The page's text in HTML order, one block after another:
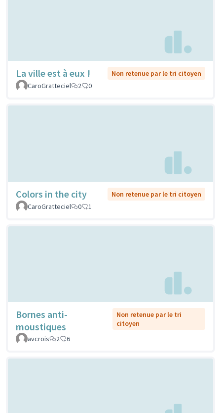
La ville est à eux !
Non retenue par le tri citoyen
CaroGratteciel
2 0
Colors in the city
Non retenue par le tri citoyen
CaroGratteciel
0 1
Bornes anti-
moustiques
Non retenue par le tri
citoyen
avcrois
2 6